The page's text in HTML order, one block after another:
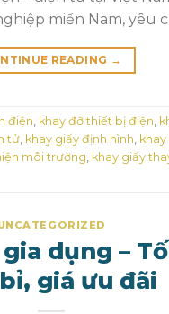
miền Nam, yêu
READING →
điện, khay đỡ thiết bị điện,
tử, khay giấy định hình,
môi trường, khay giấy
dụng –
giá ưu đãi